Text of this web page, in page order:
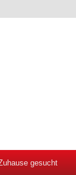
gesucht